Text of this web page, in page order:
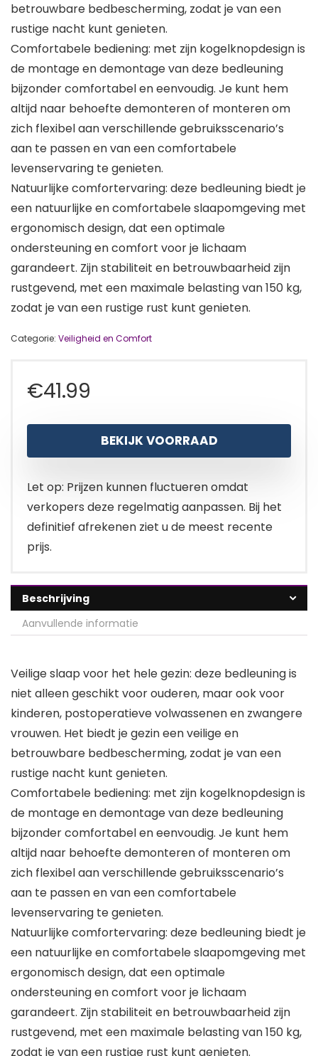
betrouwbare bedbescherming, zodat je van een
rustige nacht kunt genieten.
Comfortabele bediening: met zijn kogelknopdesign is
de montage en demontage van deze bedleuning
bijzonder comfortabel en eenvoudig. Je kunt hem
altijd naar behoefte demonteren of monteren om
zich flexibel aan verschillende gebruiksscenario’s
aan te passen en van een comfortabele
levenservaring te genieten.
Natuurlijke comfortervaring: deze bedleuning biedt je
een natuurlijke en comfortabele slaapomgeving met
ergonomisch design, dat een optimale
ondersteuning en comfort voor je lichaam
garandeert. Zijn stabiliteit en betrouwbaarheid zijn
rustgevend, met een maximale belasting van 150 kg,
zodat je van een rustige rust kunt genieten.
Categorie: Veiligheid en Comfort
€41.99
BEKIJK VOORRAAD
Let op: Prijzen kunnen fluctueren omdat
verkopers deze regelmatig aanpassen. Bij het
definitief afrekenen ziet u de meest recente
prijs.
Beschrijving
Aanvullende informatie
Veilige slaap voor het hele gezin: deze bedleuning is
niet alleen geschikt voor ouderen, maar ook voor
kinderen, postoperatieve volwassenen en zwangere
vrouwen. Het biedt je gezin een veilige en
betrouwbare bedbescherming, zodat je van een
rustige nacht kunt genieten.
Comfortabele bediening: met zijn kogelknopdesign is
de montage en demontage van deze bedleuning
bijzonder comfortabel en eenvoudig. Je kunt hem
altijd naar behoefte demonteren of monteren om
zich flexibel aan verschillende gebruiksscenario’s
aan te passen en van een comfortabele
levenservaring te genieten.
Natuurlijke comfortervaring: deze bedleuning biedt je
een natuurlijke en comfortabele slaapomgeving met
ergonomisch design, dat een optimale
ondersteuning en comfort voor je lichaam
garandeert. Zijn stabiliteit en betrouwbaarheid zijn
rustgevend, met een maximale belasting van 150 kg,
zodat je van een rustige rust kunt genieten.